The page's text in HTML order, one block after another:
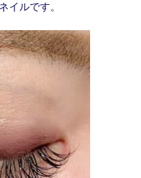
イルです。